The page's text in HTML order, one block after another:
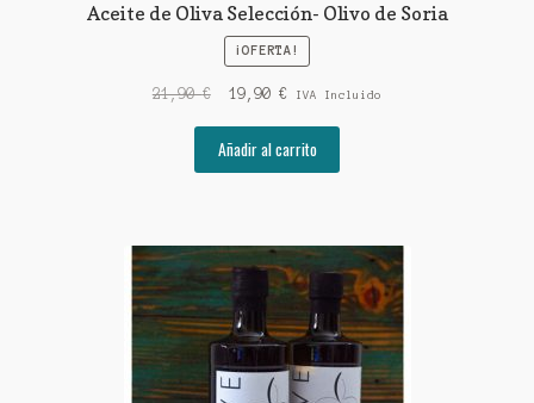
Aceite de Oliva Selección- Olivo de Soria
¡OFERTA!
21,90€
El
original
era:
19,90€ El
actual
es:
IVA Incluido
Añadir al carrito